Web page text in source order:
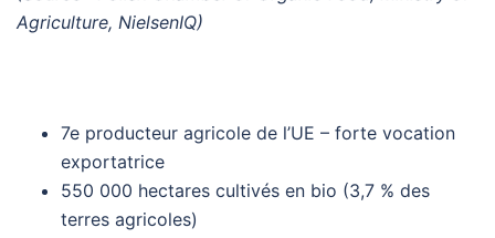
Agriculture, NielsenIQ)
7e producteur agricole de l’UE – forte vocation
exportatrice
550 000 hectares cultivés en bio (3,7 % des
terres agricoles)